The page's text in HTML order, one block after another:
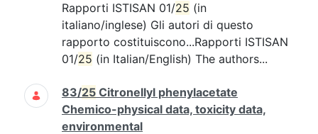
Rapporti ISTISAN 01/25 (in
italiano/inglese) Gli autori di questo
rapporto costituiscono...Rapporti ISTISAN
01/25 (in Italian/English) The authors...
83/25 Citronellyl phenylacetate
Chemico-physical data, toxicity data,
environmental